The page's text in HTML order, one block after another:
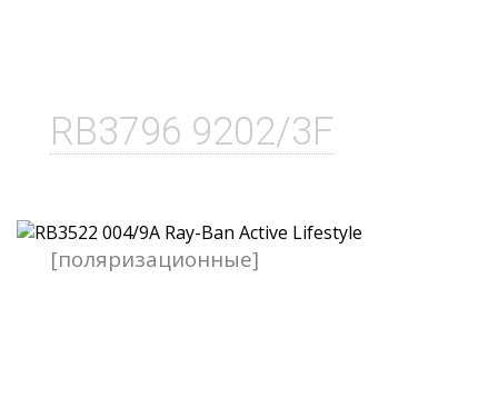
RB3796 9202/3F
[поляризационные]